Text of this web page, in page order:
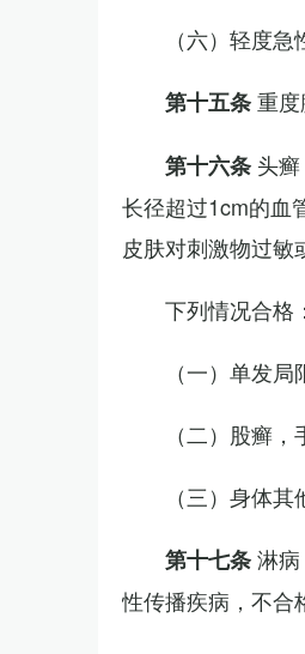
（六）轻度急
第十五条重度
第十六条 头
长径超过1cm的血
皮肤对刺激物过敏
下列情况合格：
（一）单发
（二）股癣
（三）身体
第十七条淋
性传播疾病，不合